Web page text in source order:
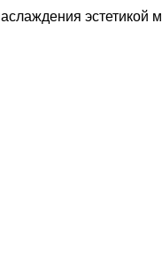
эстетикой